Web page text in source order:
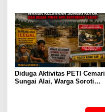
Diduga Aktivitas PETI Cemari
Sungai Alai, Warga Soroti